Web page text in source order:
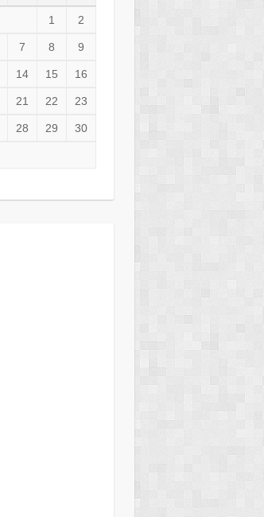
1 2
7 8 9
14 15 16
21 22 23
28 29 30